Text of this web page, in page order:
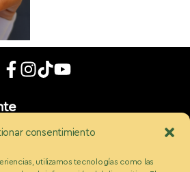
consentimiento
utilizamos tecnologías como las